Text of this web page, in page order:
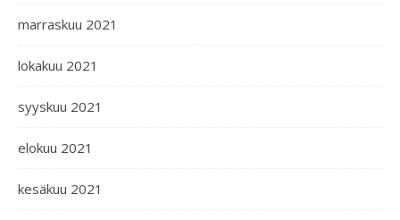
marraskuu 2021
lokakuu 2021
syyskuu 2021
elokuu 2021
kesäkuu 2021